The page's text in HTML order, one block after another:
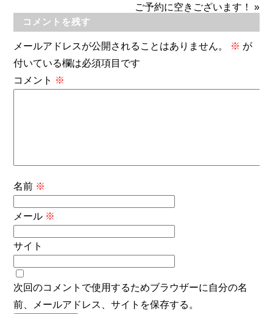
ご予約に空きございます！
»
コメントを残す
メールアドレスが公開されることはありません。 ※ が
付いている欄は必須項目です
コメント ※
名前 ※
メール ※
サイト
次回のコメントで使用するためブラウザーに自分の名
前、メールアドレス、サイトを保存する。